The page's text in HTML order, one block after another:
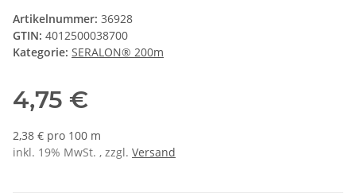
Artikelnummer: 36928
GTIN: 4012500038700
Kategorie: SERALON® 200m
4,75 €
2,38 € pro 100 m
inkl. 19% MwSt. , zzgl. Versand